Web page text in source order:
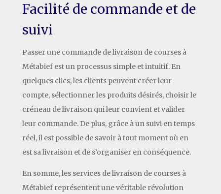
Facilité de commande et de
suivi
Passer une commande de livraison de courses à
Métabief est un processus simple et intuitif. En
quelques clics, les clients peuvent créer leur
compte, sélectionner les produits désirés, choisir le
créneau de livraison qui leur convient et valider
leur commande. De plus, grâce à un suivi en temps
réel, il est possible de savoir à tout moment où en
est sa livraison et de s’organiser en conséquence.
En somme, les services de livraison de courses à
Métabief représentent une véritable révolution